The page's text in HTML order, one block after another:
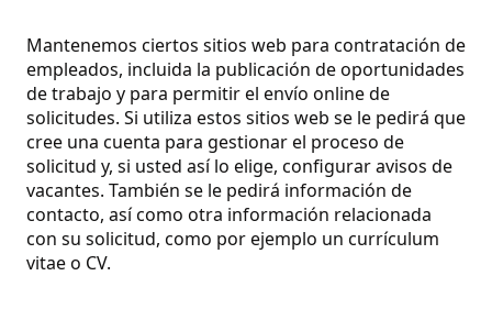
Mantenemos ciertos sitios web para contratación de
empleados, incluida la publicación de oportunidades
de trabajo y para permitir el envío online de
solicitudes. Si utiliza estos sitios web se le pedirá que
cree una cuenta para gestionar el proceso de
solicitud y, si usted así lo elige, configurar avisos de
vacantes. También se le pedirá información de
contacto, así como otra información relacionada
con su solicitud, como por ejemplo un currículum
vitae o CV.